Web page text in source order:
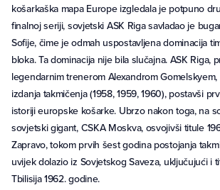
košarkaška mapa Europe izgledala je potpuno
finalnoj seriji, sovjetski ASK Riga savladao je
Sofije, čime je odmah uspostavljena dominacija
bloka. Ta dominacija nije bila slučajna. ASK Riga,
legendarnim trenerom Alexandrom
izdanja takmičenja (1958, 1959, 1960), postavši
istoriji europske košarke. Ubrzo nakon toga, na
sovjetski gigant, CSKA Moskva, osvojivši titule
Zapravo, tokom prvih šest godina postojanja
uvijek dolazio iz Sovjetskog Saveza, uključujući i
Tbilisija 1962. godine.